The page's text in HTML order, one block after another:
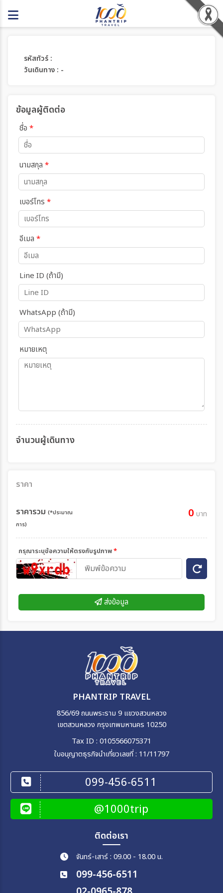
รหัสทัวร์ :
วันเดินทาง : -
ข้อมูลผู้ติดต่อ
ชื่อ *
นามสกุล *
เบอร์โทร *
อีเมล *
Line ID (ถ้ามี)
WhatsApp (ถ้ามี)
หมายเหตุ
จำนวนผู้เดินทาง
ราคา
ราคารวม (*ประมาณ
การ)
0 บาท
กรุณาระบุข้อความให้ตรงกับรูปภาพ*
ส่งข้อมูล
PHANTRIP TRAVEL
856/69 ถนนพระราม 9 แขวงสวนหลวง
เขตสวนหลวง กรุงเทพมหานคร 10250
Tax ID : 0105566075371
ใบอนุญาตธุรกิจนำเที่ยวเลขที่ : 11/11797
099-456-6511
@1000trip
ติดต่อเรา
จันทร์-เสาร์ : 09.00 - 18.00 น.
099-456-6511